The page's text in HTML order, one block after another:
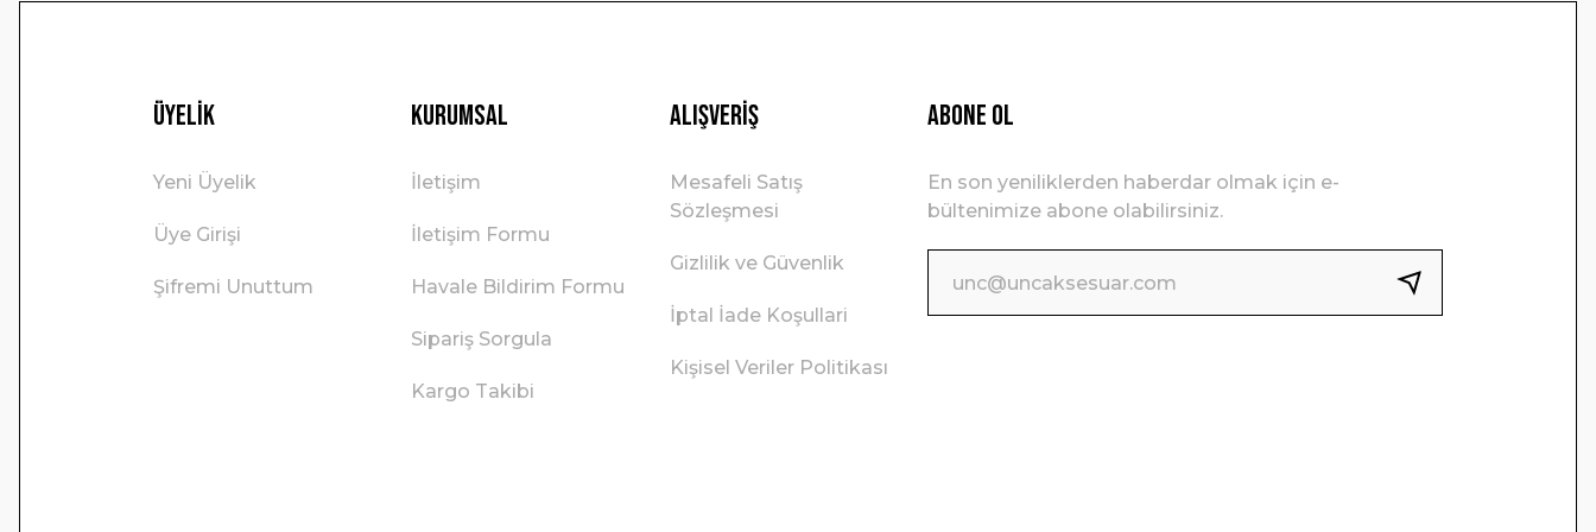
Üyelik
Yeni Üyelik
Üye Girişi
Şifremi Unuttum
Kurumsal
İletişim
İletişim Formu
Havale Bildirim Formu
Sipariş Sorgula
Kargo Takibi
Alışveriş
Mesafeli Satış
Sözleşmesi
Gizlilik ve Güvenlik
İptal İade Koşullari
Kişisel Veriler Politikası
ABONE OL
En son yeniliklerden haberdar olmak için e-
bültenimize abone olabilirsiniz.